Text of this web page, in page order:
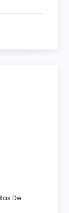
De